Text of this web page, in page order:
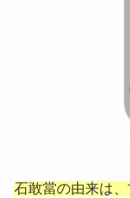
石敢當の由来は、